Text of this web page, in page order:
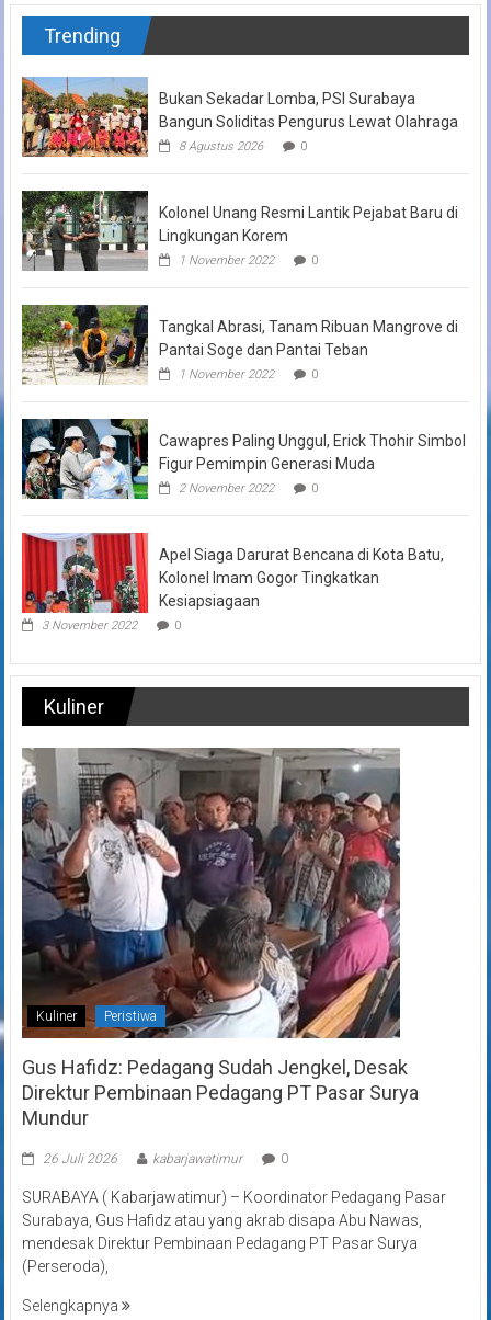
Trending
Bukan Sekadar Lomba, PSI Surabaya
Bangun Soliditas Pengurus Lewat Olahraga
8 Agustus 2026 0
Kolonel Unang Resmi Lantik Pejabat Baru di
Lingkungan Korem
1 November 2022 0
Tangkal Abrasi, Tanam Ribuan Mangrove di
Pantai Soge dan Pantai Teban
1 November 2022 0
Cawapres Paling Unggul, Erick Thohir Simbol
Figur Pemimpin Generasi Muda
2 November 2022 0
Apel Siaga Darurat Bencana di Kota Batu,
Kolonel Imam Gogor Tingkatkan
Kesiapsiagaan
3 November 2022 0
Kuliner
Kuliner Peristiwa
Gus Hafidz: Pedagang Sudah Jengkel, Desak
Direktur Pembinaan Pedagang PT Pasar Surya
Mundur
26 Juli 2026 kabarjawatimur 0
SURABAYA ( Kabarjawatimur) – Koordinator Pedagang Pasar
Surabaya, Gus Hafidz atau yang akrab disapa Abu Nawas,
mendesak Direktur Pembinaan Pedagang PT Pasar Surya
(Perseroda),
Selengkapnya